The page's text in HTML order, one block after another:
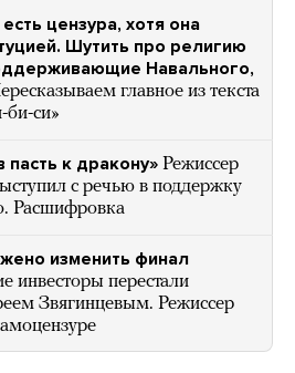
цензура, хотя она
Шутить про религию
Навального,
главное из текста
би-си»
к дракону» Режиссер
с речью в поддержку
Расшифровка
изменить финал
инвесторы перестали
Звягинцевым. Режиссер